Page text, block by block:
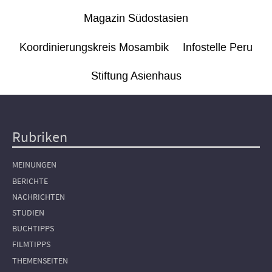
Magazin Südostasien
Koordinierungskreis Mosambik Infostelle Peru
Stiftung Asienhaus
Hauptnavigation
Rubriken
MEINUNGEN
BERICHTE
NACHRICHTEN
STUDIEN
BUCHTIPPS
FILMTIPPS
THEMENSEITEN